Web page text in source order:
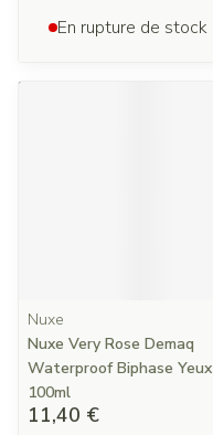
En rupture de stock
Nuxe
Nuxe Very Rose Demaq
Waterproof Biphase Yeux
100ml
11,40 €